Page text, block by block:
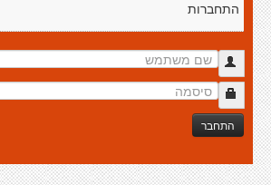
התחברות
התחבר